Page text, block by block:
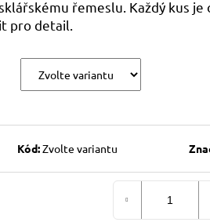
řemeslu. Každý kus
pro detail.
Kód:Zvolte variantu